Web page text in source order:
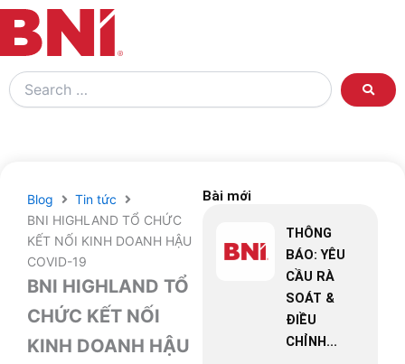
Search
…
Blog
Tin tức
BNI HIGHLAND TỔ CHỨC
KẾT NỐI KINH DOANH HẬU
COVID-19
BNI HIGHLAND TỔ
CHỨC KẾT NỐI
KINH DOANH HẬU
Bài mới
THÔNG
BÁO: YÊU
CẦU RÀ
SOÁT &
ĐIỀU
CHỈNH...